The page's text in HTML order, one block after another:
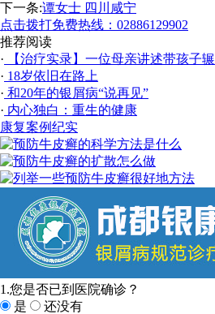
下一条:谭女士 四川咸宁
点击拨打免费热线：02886129902
推荐阅读
· 【治疗实录】一位母亲讲述带孩子辗
· 18岁依旧在路上
· 和20年的银屑病“说再见”
· 内心独白：重生的健康
康复案例纪实
1.您是否已到医院确诊？
是
还没有